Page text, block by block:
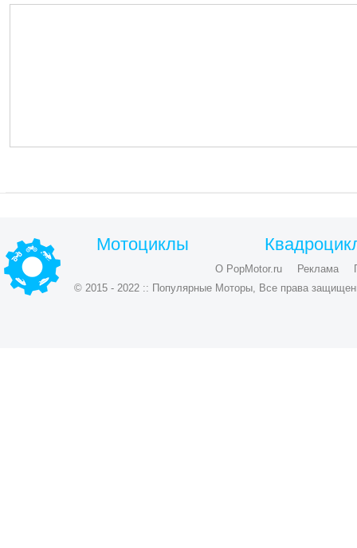
Мотоциклы
О PopMotor.ru Реклама
© 2015 - 2022 :: Популярные Моторы, Все права